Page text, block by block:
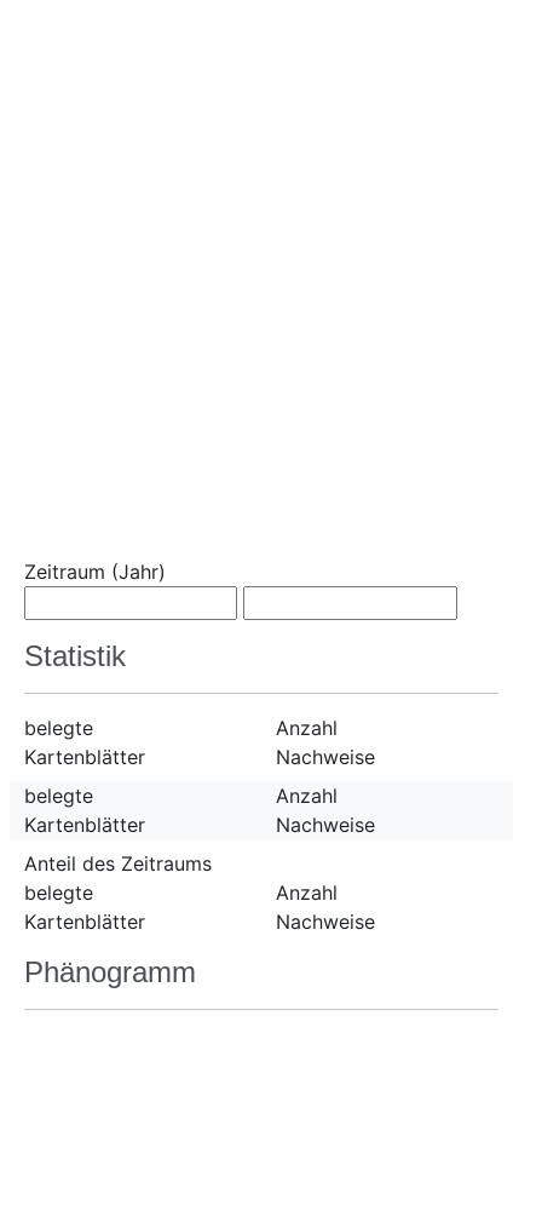
Zeitraum (Jahr)
Statistik
belegte
Kartenblätter
Anzahl
Nachweise
belegte
Kartenblätter
Anzahl
Nachweise
Anteil des Zeitraums
belegte
Kartenblätter
Anzahl
Nachweise
Phänogramm